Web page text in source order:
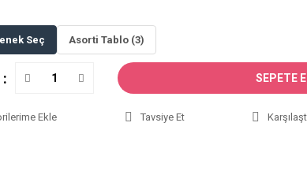
Seç Asorti Tablo (3)
SEPETE
Tavsiye Et